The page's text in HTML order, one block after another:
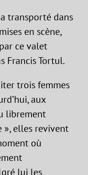
transporté dans
en scène,
ce valet
Francis Tortul.
trois femmes
aux
librement
», elles revivent
où
lui les